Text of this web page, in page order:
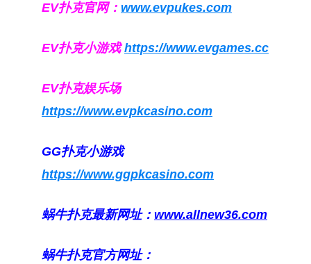
EV扑克官网： www.evpukes.com
EV扑克小游戏https://www.evgames.cc
EV扑克娱乐场
https://www.evpkcasino.com
GG扑克小游戏
https://www.ggpkcasino.com
蜗牛扑克最新网址： www.allnew36.com
蜗牛扑克官方网址：